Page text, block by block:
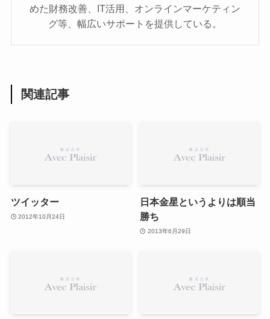
めた財務改善、IT活用、オンラインマーケティン
グ等、幅広いサポートを提供している。
関連記事
ツイッター
2012年10月24日
日本金星というよりは順当
勝ち
2013年6月29日